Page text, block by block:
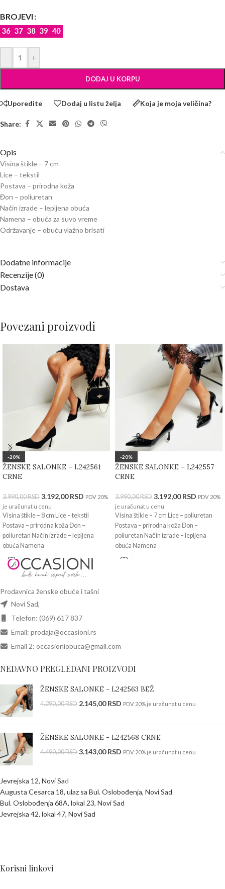
BROJEVI
- +
DODAJ U KORPU
Uporedite Dodaj u listu želja Koja je moja veličina?
Share:
Opis
Visina štikle – 7 cm
Lice – tekstil
Postava – prirodna koža
Đon – poliuretan
Način izrade – lepljena obuća
Namena – obuća za suvo vreme
Održavanje – obuću vlažno brisati
Dodatne informacije
Recenzije (0)
Dostava
Povezani proizvodi
-20%
ŽENSKE SALONKE – L242561
CRNE
3.990,00RSD 3.192,00RSD PDV 20%
je uračunat u cenu
Visina štikle – 8 cm Lice – tekstil
Postava – prirodna koža Đon –
poliuretan Način izrade – lepljena
obuća Namena
-20%
ŽENSKE SALONKE – L242557
CRNE
3.990,00RSD 3.192,00RSD PDV 20%
je uračunat u cenu
Visina štikle – 7 cm Lice – poliuretan
Postava – prirodna koža Đon –
poliuretan Način izrade – lepljena
obuća Namena
Prodavnica ženske obuće i tašni
Novi Sad,
Telefon: (069) 617 837
Email: prodaja@occasioni.rs
Email 2: occasioniobuca@gmail.com
NEDAVNO PREGLEDANI PROIZVODI
ŽENSKE SALONKE - L242563 BEŽ
4.290,00RSD 2.145,00RSD PDV 20% je uračunat u cenu
ŽENSKE SALONKE - L242568 CRNE
4.490,00RSD 3.143,00RSD PDV 20% je uračunat u cenu
Jevrejska 12, Novi Sad
Augusta Cesarca 18, ulaz sa Bul. Oslobođenja, Novi Sad
Bul. Oslobođenja 68A, lokal 23, Novi Sad
Jevrejska 42, lokal 47, Novi Sad
Korisni linkovi